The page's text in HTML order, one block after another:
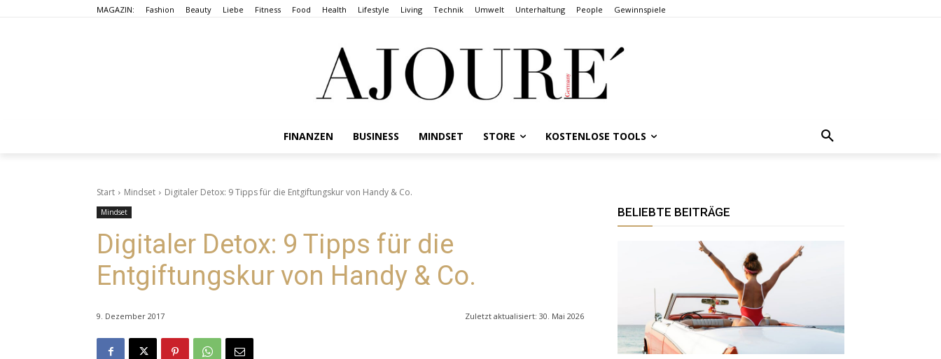
MAGAZIN: Fashion Beauty Liebe Fitness Food Health Lifestyle Living Technik Umwelt Unterhaltung People Gewinnspiele
FINANZEN BUSINESS MINDSET STORE KOSTENLOSE TOOLS
Start Mindset Digitaler Detox: 9 Tipps für die Entgiftungskur von Handy & Co.
Mindset
Digitaler Detox: 9 Tipps für die
Entgiftungskur von Handy & Co.
9. Dezember 2017 Zuletzt aktualisiert: 30. Mai 2026
BELIEBTE BEITRÄGE